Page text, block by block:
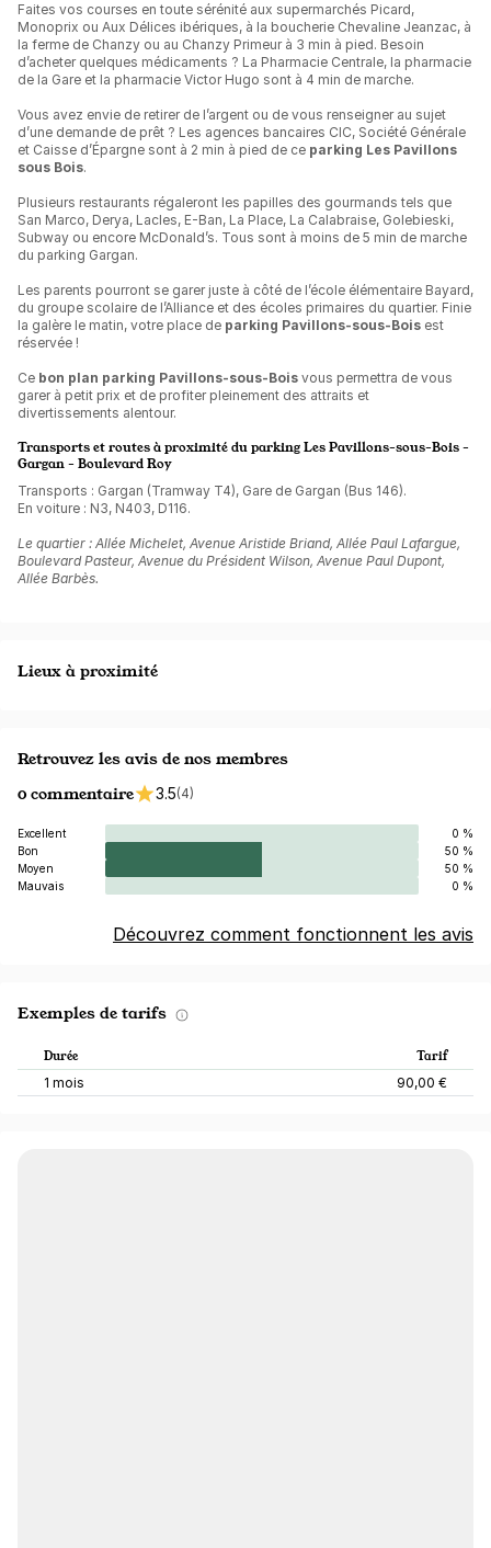
Faites vos courses en toute sérénité aux supermarchés Picard,
Monoprix ou Aux Délices ibériques, à la boucherie Chevaline Jeanzac, à
la ferme de Chanzy ou au Chanzy Primeur à 3 min à pied. Besoin
d’acheter quelques médicaments ? La Pharmacie Centrale, la pharmacie
de la Gare et la pharmacie Victor Hugo sont à 4 min de marche.
Vous avez envie de retirer de l’argent ou de vous renseigner au sujet
d’une demande de prêt ? Les agences bancaires CIC, Société Générale
et Caisse d’Épargne sont à 2 min à pied de ce parking Les Pavillons
sous Bois.
Plusieurs restaurants régaleront les papilles des gourmands tels que
San Marco, Derya, Lacles, E-Ban, La Place, La Calabraise, Golebieski,
Subway ou encore McDonald’s. Tous sont à moins de 5 min de marche
du parking Gargan.
Les parents pourront se garer juste à côté de l’école élémentaire Bayard,
du groupe scolaire de l’Alliance et des écoles primaires du quartier. Finie
la galère le matin, votre place de parking Pavillons-sous-Bois est
réservée !
Ce bon plan parking Pavillons-sous-Bois vous permettra de vous
garer à petit prix et de profiter pleinement des attraits et
divertissements alentour.
Transports et routes à proximité du parking Les Pavillons-sous-Bois -
Gargan - Boulevard Roy
Transports : Gargan (Tramway T4), Gare de Gargan (Bus 146).
En voiture : N3, N403, D116.
Le quartier : Allée Michelet, Avenue Aristide Briand, Allée Paul Lafargue,
Boulevard Pasteur, Avenue du Président Wilson, Avenue Paul Dupont,
Allée Barbès.
Lieux à proximité
Retrouvez les avis de nos membres
0 commentaire
3.5(4)
Excellent
0 %
Bon
50 %
Moyen
50 %
Mauvais
0 %
Découvrez comment fonctionnent les avis
Exemples de tarifs
Durée Tarif
1 mois 90,00 €